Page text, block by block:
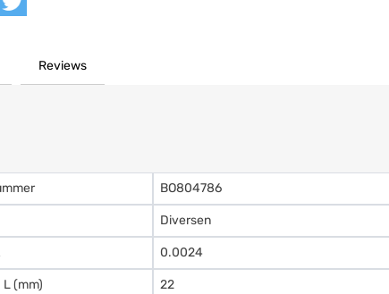
Reviews
BO804786
Diversen
0.0024
(mm) 22